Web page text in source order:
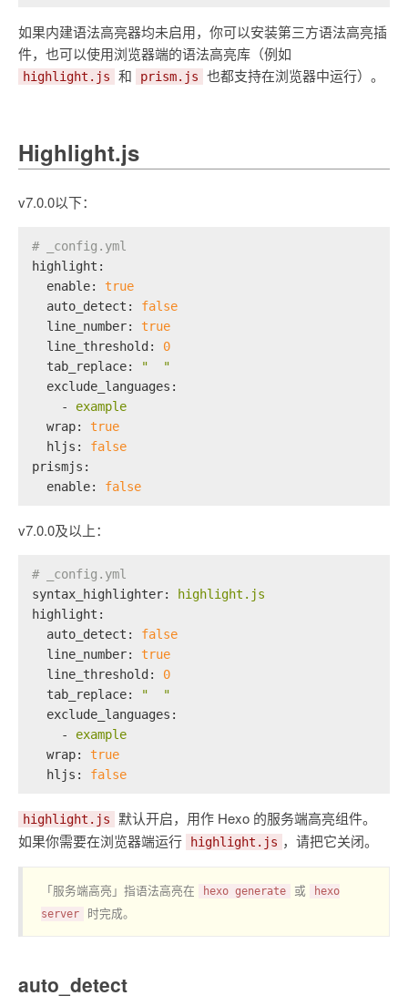
如果内建语法高亮器均未启用，你可以安装第三方语法高亮插
件，也可以使用浏览器端的语法高亮库（例如
highlight.js 和 prism.js 也都支持在浏览器中运行）。
Highlight.js
v7.0.0以下：
# _config.yml
highlight:
enable:
true
auto_detect:
false
line_number:
true
line_threshold:
0
tab_replace:
"  "
exclude_languages:
-
example
wrap:
true
hljs:
false
prismjs:
enable:
false
v7.0.0及以上：
# _config.yml
syntax_highlighter:
highlight.js
highlight:
auto_detect:
false
line_number:
true
line_threshold:
0
tab_replace:
"  "
exclude_languages:
-
example
wrap:
true
hljs:
false
highlight.js
默认开启，用作 Hexo 的服务端高亮组件。
如果你需要在浏览器端运行
highlight.js ，请把它关闭。
「服务端高亮」指语法高亮在 hexo generate 或
hexo
server
时完成。
auto_detect